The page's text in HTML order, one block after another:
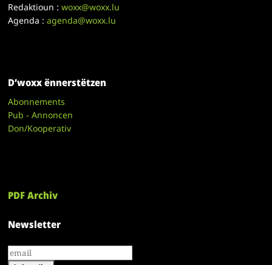
Redaktioun :woxx@woxx.lu
Agenda :agenda@woxx.lu
D’woxx ënnerstëtzen
Abonnements
Pub - Annoncen
Don/Kooperativ
PDF Archiv
Newsletter